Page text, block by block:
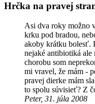
Hrčka na pravej
Asi dva roky možno
krku pod bradou,
akoby krátku bolesť.
nejaké antibiotiká ale
chorobu som
mi vravel, že mám -
pravej dierke mám
to spolu súvisieť? Z
Peter, 31. júla 2008